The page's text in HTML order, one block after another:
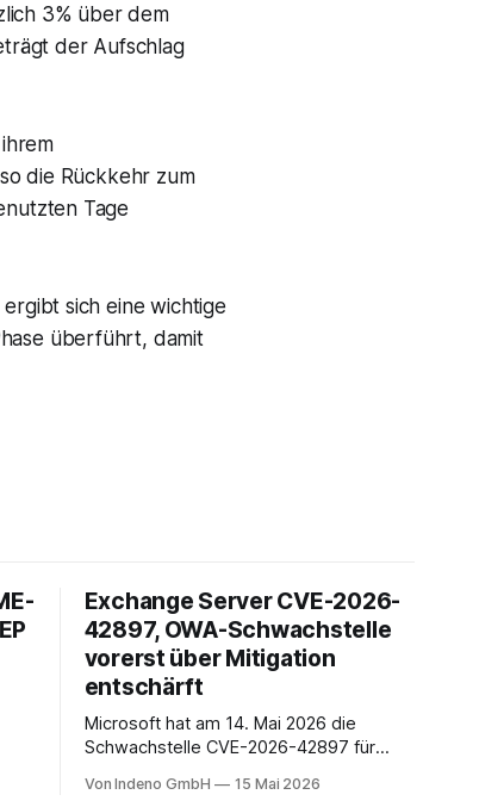
3% über dem
der Aufschlag
die Rückkehr zum
Tage
sich eine wichtige
überführt, damit
Exchange Server CVE-2026-
42897, OWA-Schwachstelle
vorerst über Mitigation
entschärft
Microsoft hat am 14. Mai 2026 die
Schwachstelle CVE-2026-42897 für
Sie liegt im Outlook-Web-Access-Stack
Von Indeno GmbH 15 Mai 2026